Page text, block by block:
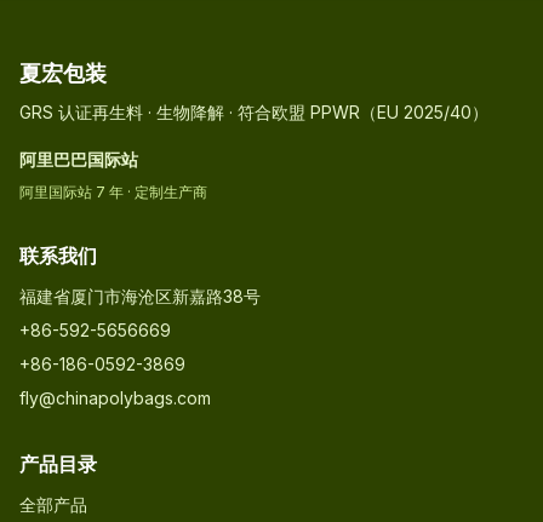
夏宏包装
GRS 认证再生料 · 生物降解 · 符合欧盟 PPWR（EU 2025/40）
阿里巴巴国际站
阿里国际站 7 年 · 定制生产商
联系我们
福建省厦门市海沧区新嘉路38号
+86-592-5656669
+86-186-0592-3869
fly@chinapolybags.com
产品目录
全部产品